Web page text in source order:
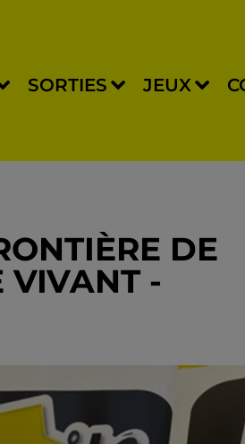
SORTIES JEUX
DE
VIVANT -